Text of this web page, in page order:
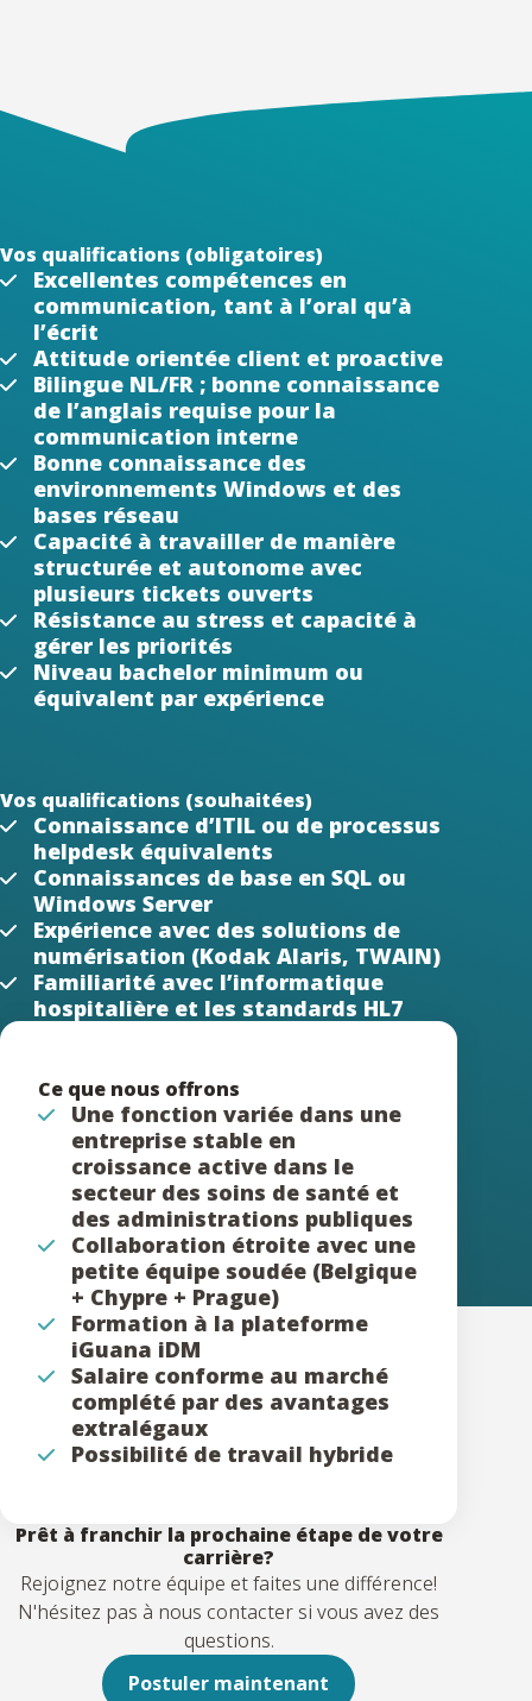
Vos qualifications (obligatoires)
Excellentes compétences en
communication, tant à l’oral qu’à
l’écrit
Attitude orientée client et proactive
Bilingue NL/FR ; bonne connaissance
de l’anglais requise pour la
communication interne
Bonne connaissance des
environnements Windows et des
bases réseau
Capacité à travailler de manière
structurée et autonome avec
plusieurs tickets ouverts
Résistance au stress et capacité à
gérer les priorités
Niveau bachelor minimum ou
équivalent par expérience
Vos qualifications (souhaitées)
Connaissance d’ITIL ou de processus
helpdesk équivalents
Connaissances de base en SQL ou
Windows Server
Expérience avec des solutions de
numérisation (Kodak Alaris, TWAIN)
Familiarité avec l’informatique
hospitalière et les standards HL7
Ce que nous offrons
Une fonction variée dans une
entreprise stable en
croissance active dans le
secteur des soins de santé et
des administrations publiques
Collaboration étroite avec une
petite équipe soudée (Belgique
+ Chypre + Prague)
Formation à la plateforme
iGuana iDM
Salaire conforme au marché
complété par des avantages
extralégaux
Possibilité de travail hybride
Prêt à franchir la prochaine étape de votre
carrière?
Rejoignez notre équipe et faites une différence!
N'hésitez pas à nous contacter si vous avez des
questions.
Postuler maintenant